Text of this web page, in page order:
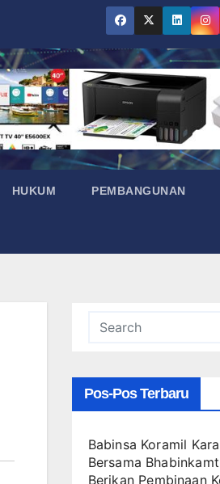
HUKUM PEMBANGUNAN
Pos-Pos Terbaru
Babinsa Koramil
Bersama
Berikan Pembinaan